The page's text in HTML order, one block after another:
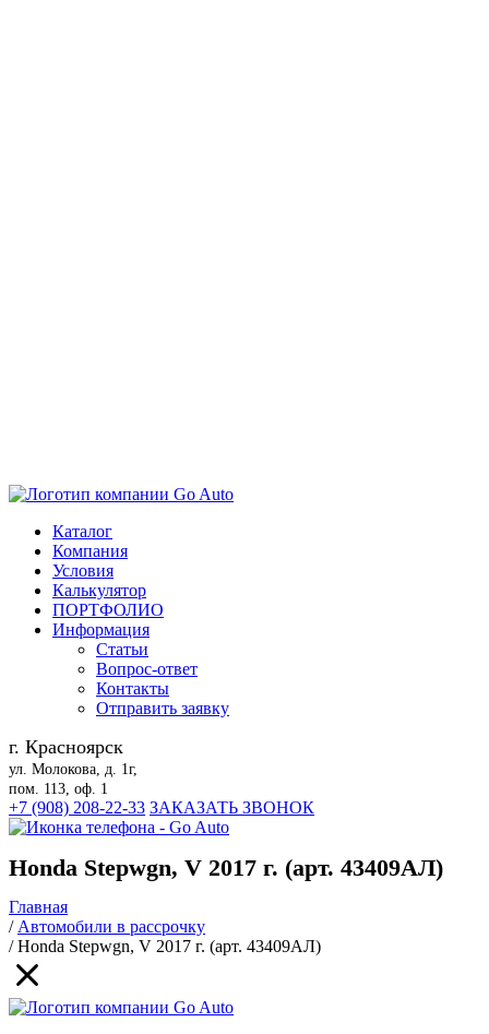
Каталог
Компания
Условия
Калькулятор
ПОРТФОЛИО
Информация
Статьи
Вопрос-ответ
Контакты
Отправить заявку
г. Красноярск
ул. Молокова, д. 1г,
пом. 113, оф. 1
+7 (908) 208-22-33 ЗАКАЗАТЬ ЗВОНОК
Honda Stepwgn, V 2017 г. (арт. 43409АЛ)
Главная
/Автомобили в рассрочку
/Honda Stepwgn, V 2017 г. (арт. 43409АЛ)